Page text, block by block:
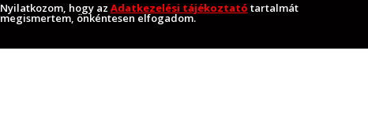
Nyilatkozom, hogy az Adatkezelési tájékoztató tartalmát
megismertem, önkéntesen elfogadom.